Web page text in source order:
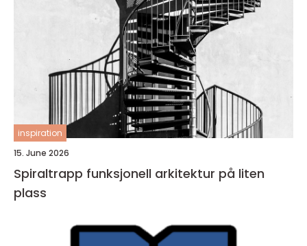
inspiration
15. June 2026
Spiraltrapp funksjonell arkitektur på liten
plass